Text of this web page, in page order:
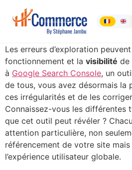
Les erreurs d’exploration
fonctionnement et la visibilité de
à Google Search Console, un
de tous, vous avez désormais la
ces irrégularités et de les
Connaissez-vous les différentes
que cet outil peut révéler ?
attention particulière, non
référencement de votre site
l’expérience utilisateur globale.